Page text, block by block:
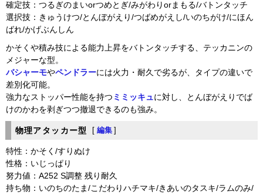
確定技：つるぎのまいorつめとぎ/みがわりorまもる/バトンタッチ
選択技：きゅうけつ/とんぼがえり/つばめがえし/いのちがけ/にほん
ばれ/かげぶんしん
かそくや積み技による能力上昇をバトンタッチする、テッカニンの
メジャーな型。
バシャーモやペンドラーには火力・耐久で劣るが、タイプの違いで
差別化可能。
強力なストッパー性能を持つ ミミッキュ に対し、とんぼがえりでば
けのかわを剥ぎつつ撤退できるのも強み。
物理アタッカー型 [ 編集 ]
特性：かそく/すりぬけ
性格：いじっぱり
努力値：A252 S調整 残り耐久
持ち物：いのちのたま/こだわりハチマキ/きあいのタスキ/ラムのみ/